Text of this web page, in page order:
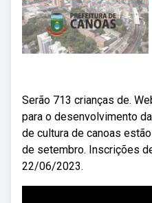
Serão 713 crianças de.
para o desenvolvimento
de cultura de canoas
de setembro. Inscrições
22/06/2023.